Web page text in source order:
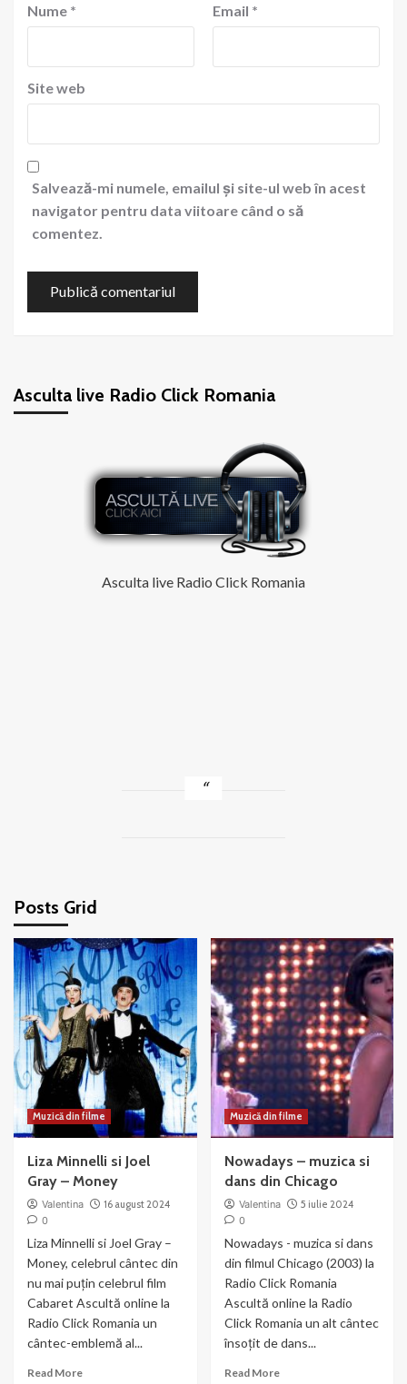
Nume * Email *
Site web
Salvează-mi numele, emailul și site-ul web în acest
navigator pentru data viitoare când o să
comentez.
Asculta live Radio Click Romania
Asculta live Radio Click Romania
Posts Grid
Muzică din filme
Liza Minnelli si Joel
Gray – Money
Valentina
16 august 2024
0
Liza Minnelli si Joel Gray –
Money, celebrul cântec din
nu mai puțin celebrul film
Cabaret Ascultă online la
Radio Click Romania un
cântec-emblemă al...
Read MoreRead
Muzică din filme
Nowadays – muzica si
dans din Chicago
Valentina
5 iulie 2024
0
Nowadays - muzica si dans
din filmul Chicago (2003) la
Radio Click Romania
Ascultă online la Radio
Click Romania un alt cântec
însoțit de dans...
Read MoreRead